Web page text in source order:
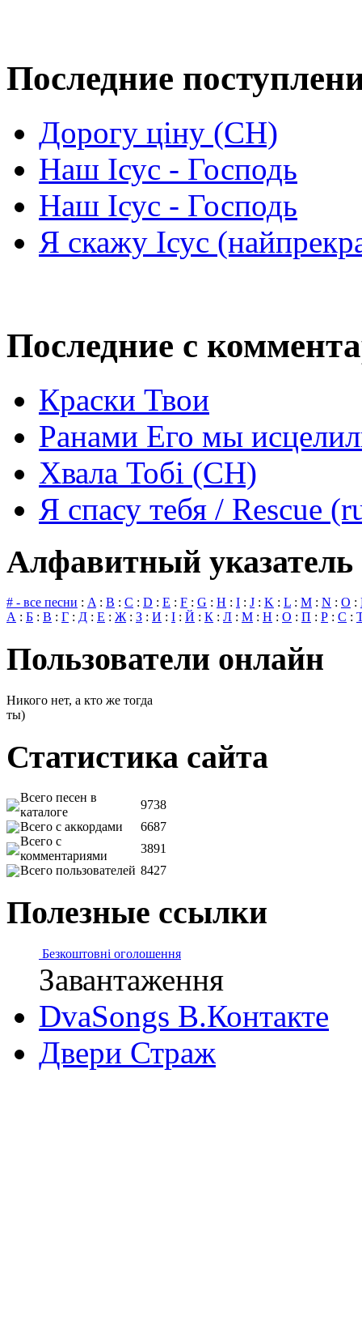
Последние
Дорогу ціну (СН)
Наш Ісус - Господь
Наш Ісус - Господь
Я скажу Ісус
Последние с
Краски Твои
Ранами Его мы
Хвала Тобі (СН)
Я спасу тебя / Rescue
Алфавитный указатель
# - все песни : A : B : C : D : E : F : G : H : I : J : K : L : M : N : O :
А : Б : В : Г : Д : Е : Ж : З : И : І : Й : К : Л : М : Н : О : П : Р : С :
Пользователи онлайн
Никого нет, а кто же тогда
ты)
Статистика сайта
Всего песен в
каталоге
9738
Всего с аккордами
6687
Всего с
комментариями
3891
Всего пользователей 8427
Полезные ссылки
Безкоштовні оголошення
Завантаження
DvaSongs В.Контакте
Двери Страж